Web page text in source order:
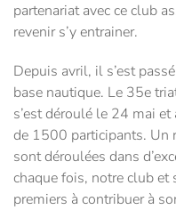
partenariat avec ce club
revenir s’y entrainer.
Depuis avril, il s’est
base nautique. Le 35e
s’est déroulé le 24 mai
de 1500 participants. Un
sont déroulées dans
chaque fois, notre club et
premiers à contribuer à